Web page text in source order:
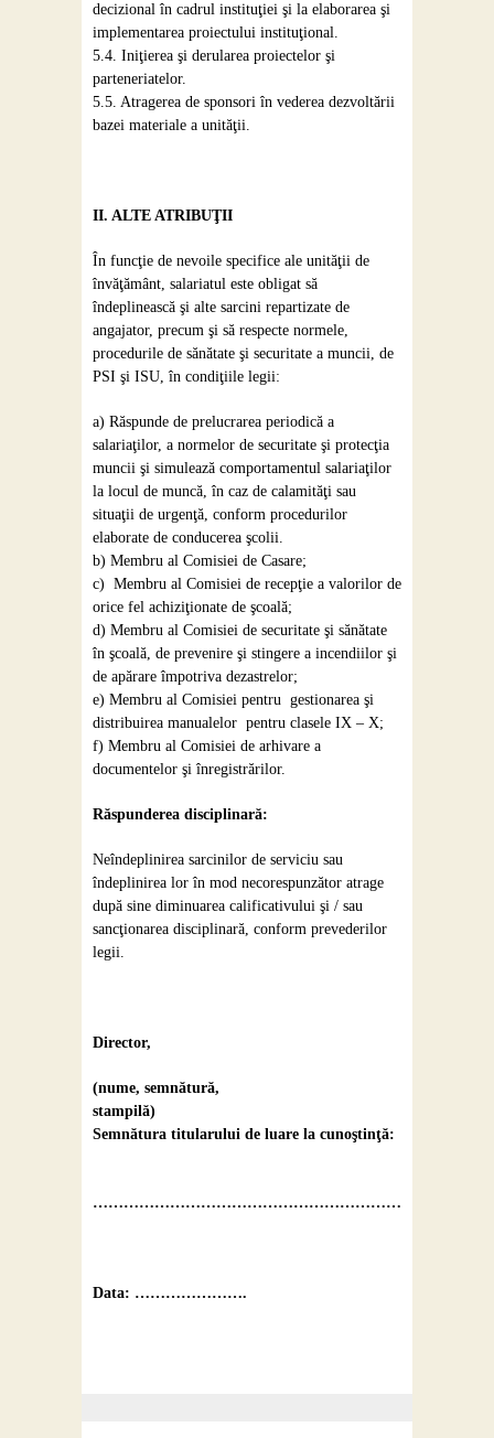
decizional în cadrul instituţiei şi la elaborarea şi
implementarea proiectului instituţional.
5.4. Iniţierea şi derularea proiectelor şi
parteneriatelor.
5.5. Atragerea de sponsori în vederea dezvoltării
bazei materiale a unităţii.
II. ALTE ATRIBUŢII
În funcţie de nevoile specifice ale unităţii de
învăţământ, salariatul este obligat să
îndeplinească şi alte sarcini repartizate de
angajator, precum şi să respecte normele,
procedurile de sănătate şi securitate a muncii, de
PSI şi ISU, în condiţiile legii:
a) Răspunde de prelucrarea periodică a
salariaţilor, a normelor de securitate şi protecţia
muncii şi simulează comportamentul salariaţilor
la locul de muncă, în caz de calamităţi sau
situaţii de urgenţă, conform procedurilor
elaborate de conducerea şcolii.
b) Membru al Comisiei de Casare;
c) Membru al Comisiei de recepţie a valorilor de
orice fel achiziţionate de şcoală;
d) Membru al Comisiei de securitate şi sănătate
în şcoală, de prevenire şi stingere a incendiilor şi
de apărare împotriva dezastrelor;
e) Membru al Comisiei pentru gestionarea şi
distribuirea manualelor pentru clasele IX – X;
f) Membru al Comisiei de arhivare a
documentelor şi înregistrărilor.
Răspunderea disciplinară:
Neîndeplinirea sarcinilor de serviciu sau
îndeplinirea lor în mod necorespunzător atrage
după sine diminuarea calificativului şi / sau
sancţionarea disciplinară, conform prevederilor
legii.
Director,
(nume, semnătură,
stampilă)
Semnătura titularului de luare la cunoştinţă:
……………………………………………………
Data: ………………….